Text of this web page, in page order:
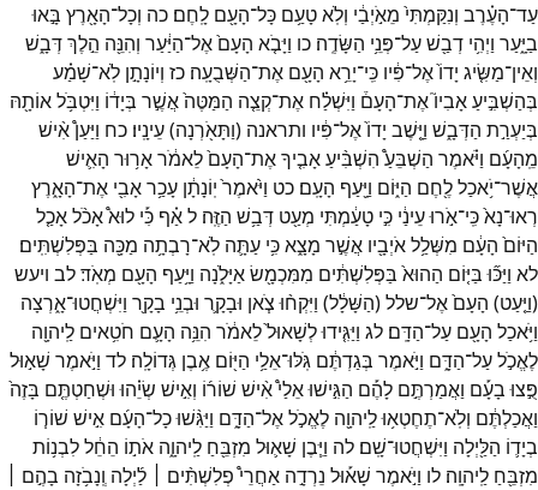
עַד־הָעֶ֗רֶב וְנִקַּמְתִּי֙ מֵאֹ֣יְבַ֔י וְלֹֽאטָעַ֥ם כָּל־הָעָ֖ם לָֽחֶם׃ כה וְכָל־הָאָ֖רֶץ בָּ֣אוּ
בַיָּ֑עַר וַיְהִ֥י דְבַ֖שׁעַל־פְּנֵ֥י הַשָּׂדֶֽה׃ כו וַיָּבֹ֤א הָעָם֙אֶל־הַיַּ֔עַר וְהִנֵּ֖ה הֵ֣לֶךְדְּבָ֑שׁ
וְאֵין־מַשִּׂ֤יג יָדוֹ֙אֶל־פִּ֔יו כִּֽי־יָרֵ֥א הָעָ֖ם אֶת־הַשְּׁבֻעָֽה׃ כז וְיוֹנָתָ֣ן לֹֽא־שָׁמַ֗ע
בְּהַשְׁבִּ֣יעַאָבִיו֮אֶת־הָעָם֒ וַיִּשְׁלַ֗ח אֶת־קְצֵ֤ה הַמַּטֶּה֙אֲשֶׁ֣ר בְּיָד֔וֹ וַיִּטְבֹּ֥לאוֹתָ֖הּ
בְּיַעְרַ֣ת הַדְּבָ֑שׁ וַיָּ֤שֶׁב יָדוֹ֙אֶל־פִּ֔יו ותראנה (וַתָּאֹ֖רְנָה)עֵינָֽיו׃ כח וַיַּעַן֩אִ֨ישׁ
מֵֽהָעָ֜ם וַיֹּ֗אמֶר הַשְׁבֵּעַ֩ הִשְׁבִּ֨יעַאָבִ֤יךָאֶת־הָעָם֙לֵאמֹ֔ראָר֥וּר הָאִ֛ישׁ
אֲשֶׁר־יֹ֥אכַללֶ֖חֶם הַיּ֑וֹם וַיָּ֖עַף הָעָֽם׃ כט וַיֹּ֙אמֶר֙ יֽוֹנָתָ֔ן עָכַ֥ראָבִ֖י אֶת־הָאָ֑רֶץ
רְאוּ־נָא֙כִּֽי־אֹ֣רוּעֵינַ֔י כִּ֣י טָעַ֔מְתִּי מְעַ֖ט דְּבַ֥שׁ הַזֶּֽה׃ לאַ֗ף כִּ֡י לוּא֩אָכֹ֨לאָכַ֤ל
הַיּוֹם֙ הָעָ֔ם מִשְּׁלַ֥לאֹיְבָ֖יו אֲשֶׁ֣ר מָצָ֑אכִּ֥י עַתָּ֛ה לֹֽא־רָבְתָ֥ה מַכָּ֖ה בַּפְּלִשְׁתִּֽים׃
לא וַיַּכּ֞וּ בַּיּ֤וֹם הַהוּא֙ בַּפְּלִשְׁתִּ֔ים מִמִּכְמָ֖שׂאַיָּלֹ֑נָה וַיָּ֥עַף הָעָ֖ם מְאֹֽד׃לב ויעש
(וַיַּ֤עַט) הָעָם֙אֶל־שלל(הַשָּׁלָ֔ל) וַיִּקְח֨וּ צֹ֧אן וּבָקָ֛ר וּבְנֵ֥י בָקָ֖ר וַיִּשְׁחֲטוּ־אָ֑רְצָה
וַיֹּ֥אכַל הָעָ֖ם עַל־הַדָּֽם׃ לג וַיַּגִּ֤ידוּלְשָׁאוּל֙לֵאמֹ֔ר הִנֵּ֥ה הָעָ֛ם חֹטִ֥אים לַֽיהוָ֖ה
לֶאֱכֹ֣לעַל־הַדָּ֑ם וַיֹּ֣אמֶר בְּגַדְתֶּ֔ם גֹּֽלּוּ־אֵלַ֥י הַיּ֖וֹם אֶ֥בֶן גְּדוֹלָֽה׃ לד וַיֹּ֣אמֶר שָׁא֣וּל
פֻּ֣צוּ בָעָ֡ם וַאֲמַרְתֶּ֣ם לָהֶ֡ם הַגִּ֣ישׁוּאֵלַי֩אִ֨ישׁ שׁוֹר֜וֹ וְאִ֣ישׁ שְׂיֵ֗הוּ וּשְׁחַטְתֶּ֤ם בָּזֶה֙
וַאֲכַלְתֶּ֔ם וְלֹֽא־תֶחֶטְא֥וּלַֽיהוָ֖ה לֶאֱכֹ֣לאֶל־הַדָּ֑ם וַיַּגִּ֨שׁוּכָל־הָעָ֜ם אִ֣ישׁ שׁוֹר֧וֹ
בְיָד֛וֹ הַלַּ֖יְלָה וַיִּשְׁחֲטוּ־שָֽׁם׃ לה וַיִּ֧בֶן שָׁא֛וּל מִזְבֵּ֖חַ לַֽיהוָ֑ה אֹת֣וֹ הֵחֵ֔ללִבְנ֥וֹת
מִזְבֵּ֖חַ לַֽיהוָֽה׃ לו וַיֹּ֣אמֶר שָׁא֡וּל נֵרְדָ֣ה אַחֲרֵי֩ פְלִשְׁתִּ֨ים ׀ לַ֜יְלָה וְֽנָבֹ֥זָה בָהֶ֣ם ׀